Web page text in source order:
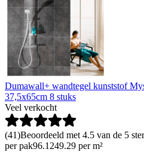
Dumawall+ wandtegel kunststof
37,5x65cm 8 stuks
Veel verkocht
(41)Beoordeeld met 4.5 van de 5
per pak96.1249.29 per m²